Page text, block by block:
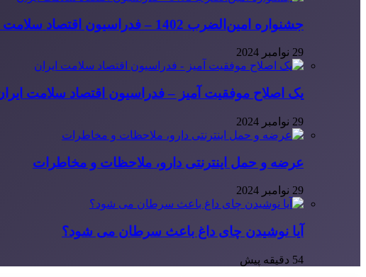
جشنواره امین‌الضرب 1402 – فدراسیون اقتصاد سلامت ایران
29 نوامبر 2024
یک اصلاح موفقیت آمیز – فدراسیون اقتصاد سلامت
29 نوامبر 2024
عرضه و حمل اینترنتی دارو، ملاحظات و مخاطرات
29 نوامبر 2024
آیا نوشیدن چای داغ باعث سرطان می شود؟
54 دقیقه پیش